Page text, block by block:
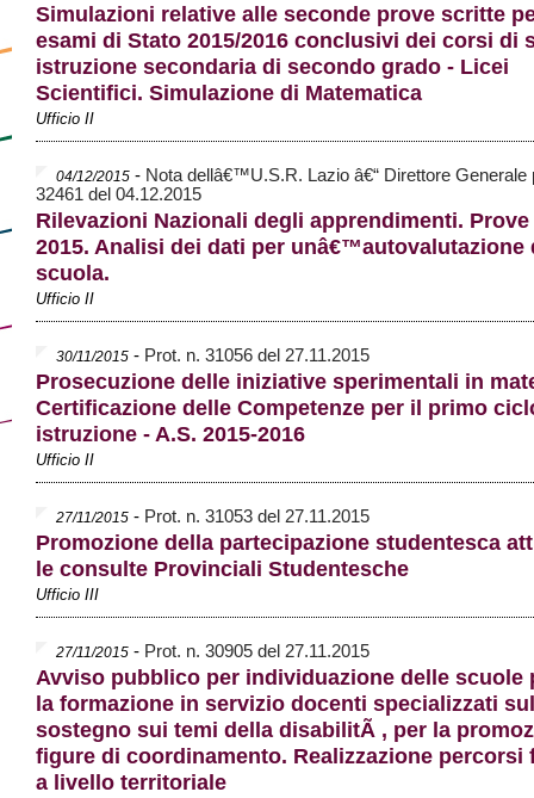
Simulazioni relative alle seconde prove scritte
esami di Stato 2015/2016 conclusivi dei corsi di
istruzione secondaria di secondo grado - Licei
Scientifici. Simulazione di Matematica
Ufficio II
04/12/2015 - Nota dellâ€™U.S.R. Lazio â€“ Direttore Generale
32461 del 04.12.2015
Rilevazioni Nazionali degli apprendimenti. Prove
2015. Analisi dei dati per unâ€™autovalutazione
scuola.
Ufficio II
30/11/2015 - Prot. n. 31056 del 27.11.2015
Prosecuzione delle iniziative sperimentali in
Certificazione delle Competenze per il primo
istruzione - A.S. 2015-2016
Ufficio II
27/11/2015 - Prot. n. 31053 del 27.11.2015
Promozione della partecipazione studentesca
le consulte Provinciali Studentesche
Ufficio III
27/11/2015 - Prot. n. 30905 del 27.11.2015
Avviso pubblico per individuazione delle scuole
la formazione in servizio docenti specializzati sul
sostegno sui temi della disabilitÃ , per la
figure di coordinamento. Realizzazione percorsi
a livello territoriale